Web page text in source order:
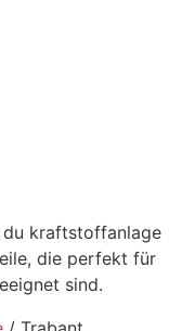
kraftstoffanlage
die perfekt für
sind.